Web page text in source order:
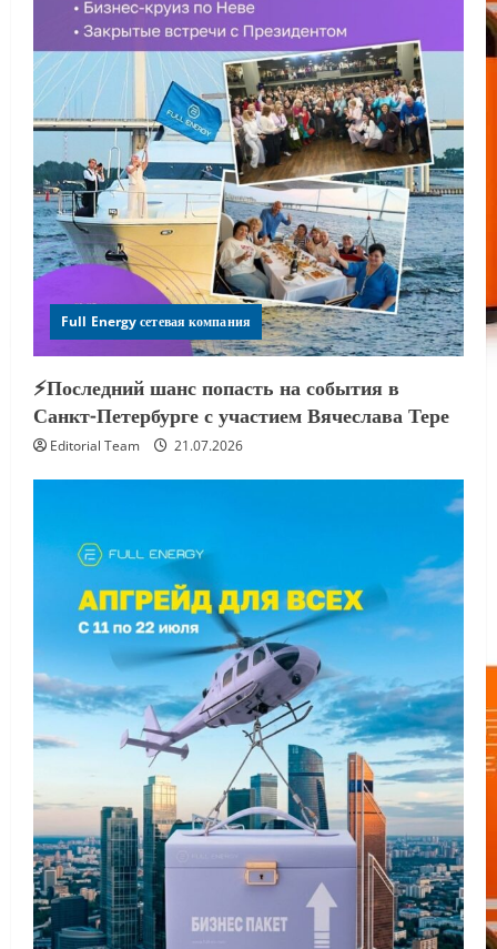
Full Energy сетевая компания
⚡️Последний шанс попасть на события в
Санкт-Петербурге с участием Вячеслава Тере
Editorial Team 21.07.2026